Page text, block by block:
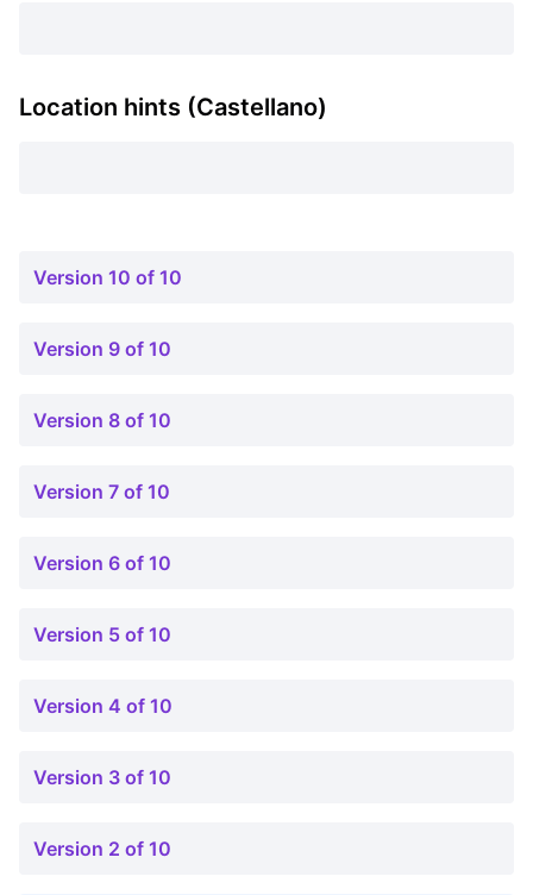
Location hints (Castellano)
Version 10 of 10
Version 9 of 10
Version 8 of 10
Version 7 of 10
Version 6 of 10
Version 5 of 10
Version 4 of 10
Version 3 of 10
Version 2 of 10